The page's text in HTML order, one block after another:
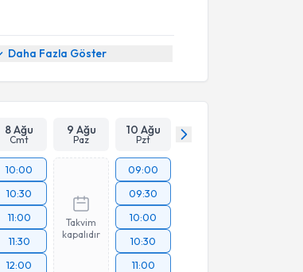
Daha Fazla Göster
8 Ağu
Cmt
9 Ağu
Paz
10 Ağu
Pzt
10:00
10:30
11:00
11:30
12:00
Takvim
kapalıdır
09:00
09:30
10:00
10:30
11:00